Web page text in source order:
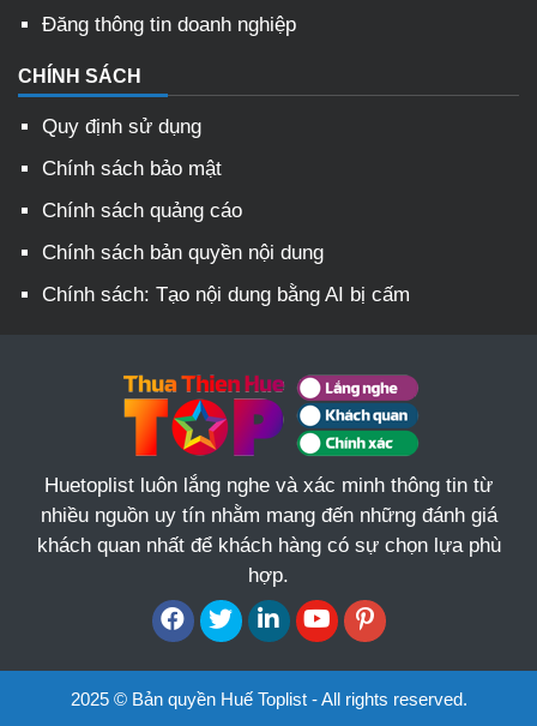
Đăng thông tin doanh nghiệp
CHÍNH SÁCH
Quy định sử dụng
Chính sách bảo mật
Chính sách quảng cáo
Chính sách bản quyền nội dung
Chính sách: Tạo nội dung bằng AI bị cấm
Huetoplist luôn lắng nghe và xác minh thông tin từ
nhiều nguồn uy tín nhằm mang đến những đánh giá
khách quan nhất để khách hàng có sự chọn lựa phù
hợp.
2025 © Bản quyền Huế Toplist - All rights reserved.